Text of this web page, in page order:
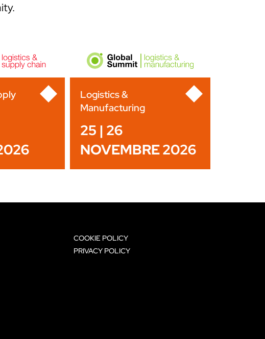
Logistics &
Manufacturing
25 | 26
NOVEMBRE 2026
COOKIE POLICY
PRIVACY POLICY